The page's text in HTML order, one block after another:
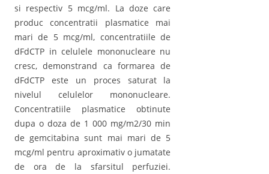
si respectiv 5 mcg/ml. La doze care
produc concentratii plasmatice mai
mari de 5 mcg/ml, concentratiile de
dFdCTP in celulele mononucleare nu
cresc, demonstrand ca formarea de
dFdCTP este un proces saturat la
nivelul celulelor mononucleare.
Concentratiile plasmatice obtinute
dupa o doza de 1 000 mg/m2/30 min
de gemcitabina sunt mai mari de 5
mcg/ml pentru aproximativ o jumatate
de ora de la sfarsitul perfuziei.